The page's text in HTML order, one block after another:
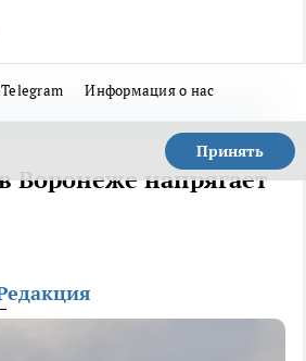
Информация о нас
Принять
Воронеже напрягает